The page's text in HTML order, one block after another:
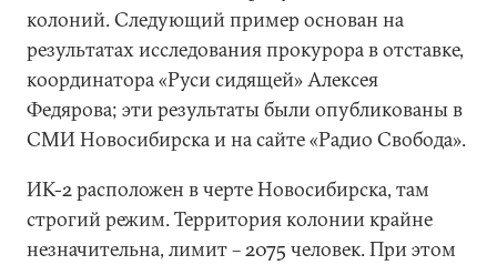
колоний. Следующий пример основан на
результатах исследования прокурора в отставке,
координатора «Руси сидящей» Алексея
Федярова; эти результаты были опубликованы в
СМИ Новосибирска и на сайте «Радио Свобода».
ИК-2 расположен в черте Новосибирска, там
строгий режим. Территория колонии крайне
незначительна, лимит – 2075 человек. При этом